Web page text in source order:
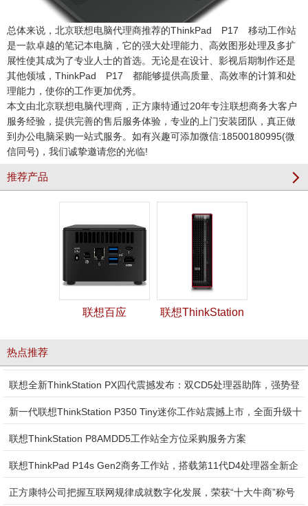
总体来说， 北京联想电脑代理商推荐的ThinkPad P17 移动工作站
是一款卓越的笔记本电脑，它的强大处理能力、高效图形处理及多扩
展性使其成为了专业人士的首选。无论是在设计、影视后期制作还是
其他领域，ThinkPad P17 都能够提供高质量、高效率的计算和处
理能力，使你的工作更加优秀。
本文由北京联想电脑代理商 ，正方康特通过20年专注联想商务大客户
服务经验，提供完善的售后服务体验，专业的上门安装团队，真正做
到办公电脑采购一站式服务。如有兴趣可添加微信:18500180995(微
信同号)，我们诚挚邀请您的光临!
推荐产品
联想百应 联想ThinkStation
联想问天 GB5520
V3 机架式服务器
热点推荐
联想全新ThinkStation PX四代震撼发布：双CD5处理器助阵，强势登
陆市场
新一代联想ThinkStation P350 Tiny迷你工作站震撼上市，全面升级十
代至十一代D4处理器，1L超紧凑设计，限时抢购机会难得
联想ThinkStation P8AMDD5工作站全方位采购服务方案
联想ThinkPad P14s Gen2商务工作站，搭载第11代D4处理器全新企
业采购策略
正方康特公司把握互联网规律成就数字化发展，荣获“十大牛商”称号